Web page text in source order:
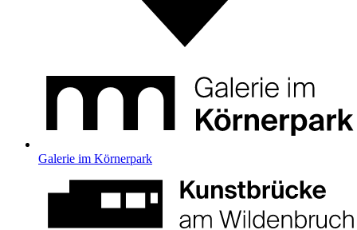
Galerie im Körnerpark